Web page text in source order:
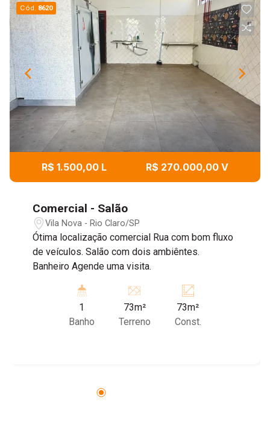
Cód. 8620
R$ 1.500,00 L R$ 270.000,00 V
Comercial - Salão
Vila Nova - Rio Claro/SP
Ótima localização comercial Rua com bom fluxo
de veículos. Salão com dois ambiêntes.
Banheiro Agende uma visita.
1
Banho
73m²
Terreno
73m²
Const.